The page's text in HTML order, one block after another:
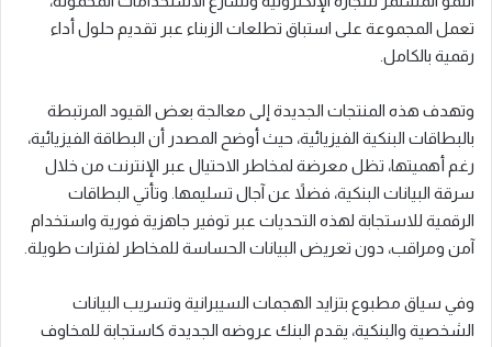
تعمل المجموعة على استباق تطلعات الزبناء عبر تقديم حلول أداء
رقمية بالكامل.
وتهدف هذه المنتجات الجديدة إلى معالجة بعض القيود المرتبطة
بالبطاقات البنكية الفيزيائية، حيث أوضح المصدر أن البطاقة الفيزيائية،
رغم أهميتها، تظل معرضة لمخاطر الاحتيال عبر الإنترنت من خلال
سرقة البيانات البنكية، فضلاً عن آجال تسليمها. وتأتي البطاقات
الرقمية للاستجابة لهذه التحديات عبر توفير جاهزية فورية واستخدام
آمن ومراقب، دون تعريض البيانات الحساسة للمخاطر لفترات طويلة.
وفي سياق مطبوع بتزايد الهجمات السيبرانية وتسريب البيانات
الشخصية والبنكية، يقدم البنك عروضه الجديدة كاستجابة للمخاوف